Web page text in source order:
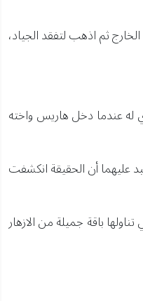
ثم اذهب لتفقد الجياد،
له عندما دخل هاريس واخته
عليهما أن الحقيقة انكشفت
باقة جميلة من الازهار